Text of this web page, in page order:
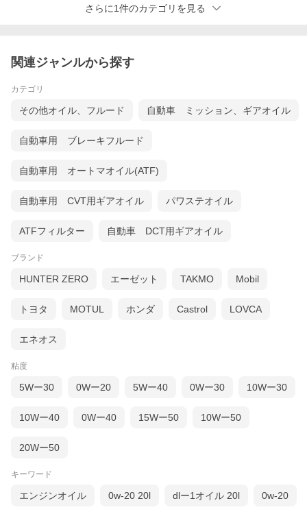
さらに1件のカテゴリを見る
関連ジャンルから探す
カテゴリ
その他オイル、フルード 自動車 ミッション、ギアオイル
自動車用 ブレーキフルード
自動車用 オートマオイル(ATF)
自動車用 CVT用ギアオイル パワステオイル
ATFフィルター 自動車 DCT用ギアオイル
ブランド
HUNTER ZERO エーゼット TAKMO Mobil
トヨタ MOTUL ホンダ Castrol LOVCA
エネオス
粘度
5Wー30 0Wー20 5Wー40 0Wー30 10Wー30
10Wー40 0Wー40 15Wー50 10Wー50
20Wー50
キーワード
エンジンオイル 0w-20 20l dlー1オイル 20l 0w-20